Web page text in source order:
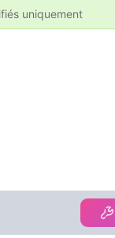
uniquement